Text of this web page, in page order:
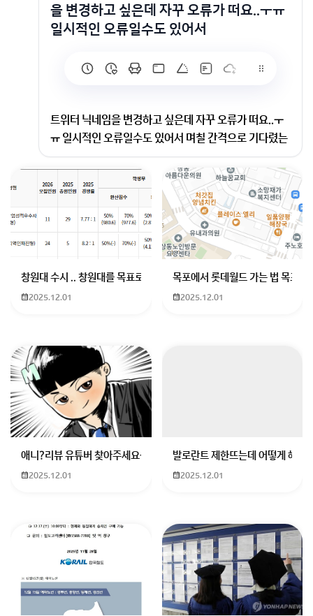
을 변경하고 싶은데 자꾸 오류가 떠요..ㅜㅠ
일시적인 오류일수도 있어서
트위터 닉네임을 변경하고 싶은데 자꾸 오류가 떠요..ㅜ
ㅠ 일시적인 오류일수도 있어서 며칠 간격으로 기다렸는
데도 계속 오류라고 떠요.. 방법 없을까요?
단계별 해결 방법
iOS: 홈 화면에서 트위터 앱을 위로 스와이프하여 종료
Android: 최근 앱 목록에서 트위터 앱을 위로 밀어내거나 ‘모두 닫기’
Android: 설정 → 앱 → 트위터 → 저장 공간 → 캐시 삭제/데이터 삭제 (데이
iOS: 앱 삭제 후 재설치 또는 설정 → 일반 → iPhone 저장 공간 → 트위터 →
회원가입 혹은 광고 [X]를 누르면 내용이 보입니다
창원대 수시 .. 창원대를 목표로 하고 있는 09년생입니다 지금 제 내신이
2025.12.01
목포에서 롯데월드 가는 법 목포
2025.12.01
애니?리뷰 유튜버 찾아주세요ㅠㅠ 무슨 검정머리 남자 캐릭터에 더빙하
2025.12.01
발로란트 제한뜨는데 어떻게 해야
2025.12.01